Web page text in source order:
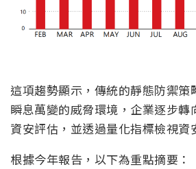
這項趨勢顯示，傳統的靜態防禦策
瞬息萬變的威脅環境，企業逐步轉
資安評估，並透過量化指標檢視資
根據今年報告，以下為重點摘要：